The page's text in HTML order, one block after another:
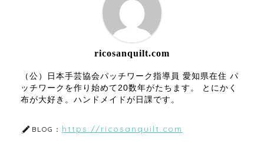
ricosanquilt.com
（公）日本手芸協会パッチワーク指導員 愛知県在住 パ
ッチワークを作り始めて20数年がたちます。 とにかく
布が大好き。ハンドメイドが日課です。
BLOG： https://ricosanquilt.com